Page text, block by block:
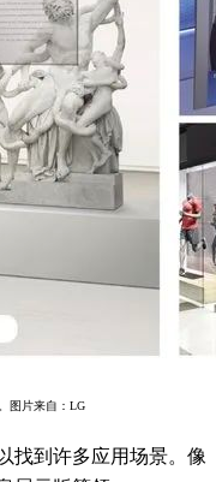
图片来自：LG
找到许多应用场景。像